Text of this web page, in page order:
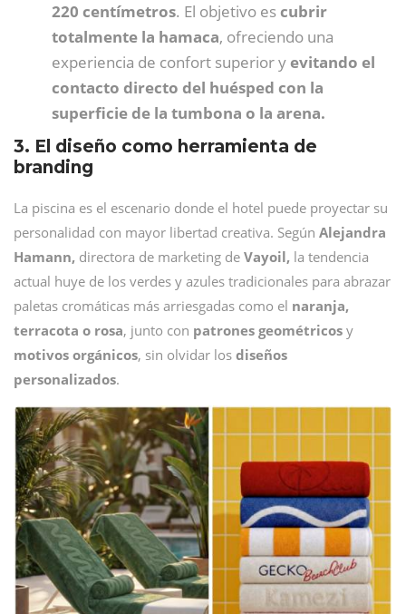
220 centímetros. El objetivo escubrir
totalmente la hamaca, ofreciendo una
experiencia de confort superior yevitando el
contacto directo del huésped con la
superficie de la tumbona o la arena.
3. El diseño como herramienta de
branding
La piscina es el escenario donde el hotel puede proyectar su
personalidad con mayor libertad creativa. Según Alejandra
Hamann, directora de marketing de Vayoil, la tendencia
actual huye de los verdes y azules tradicionales para abrazar
paletas cromáticas más arriesgadas como el naranja,
terracota o rosa, junto con patrones geométricos y
motivos orgánicos, sin olvidar los diseños
personalizados.